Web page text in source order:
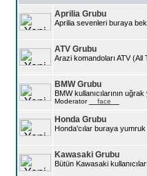
Aprilia Grubu
Aprilia sevenleri buraya
ATV Grubu
Arazi komandoları ATV (All
BMW Grubu
BMW kullanıcılarının
Moderator __face__
Honda Grubu
Honda'cılar buraya
Kawasaki Grubu
Bütün Kawasaki